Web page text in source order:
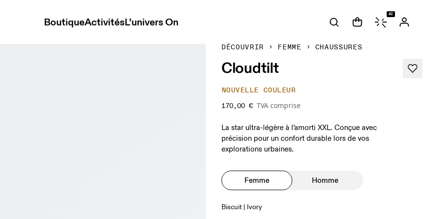
BoutiqueActivitésL’univers On
AI
DÉCOUVRIR FEMME CHAUSSURES
Cloudtilt
NOUVELLE COULEUR
170,00 € TVA comprise
La star ultra-légère à l’amorti XXL. Conçue avec
précision pour un confort durable lors de vos
explorations urbaines.
Femme Homme
Biscuit | Ivory